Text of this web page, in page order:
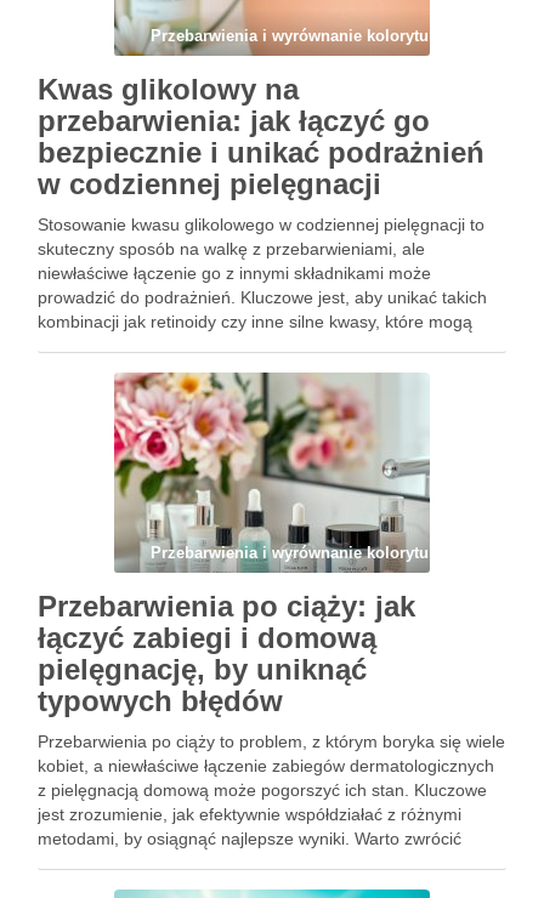
Przebarwienia i wyrównanie kolorytu
Kwas glikolowy na
przebarwienia: jak łączyć go
bezpiecznie i unikać podrażnień
w codziennej pielęgnacji
Stosowanie kwasu glikolowego w codziennej pielęgnacji to
skuteczny sposób na walkę z przebarwieniami, ale
niewłaściwe łączenie go z innymi składnikami może
prowadzić do podrażnień. Kluczowe jest, aby unikać takich
kombinacji jak retinoidy czy inne silne kwasy, które mogą
składniki, które wspierają działanie …
Przebarwienia i wyrównanie kolorytu
Przebarwienia po ciąży: jak
łączyć zabiegi i domową
pielęgnację, by uniknąć
typowych błędów
Przebarwienia po ciąży to problem, z którym boryka się wiele
kobiet, a niewłaściwe łączenie zabiegów dermatologicznych
z pielęgnacją domową może pogorszyć ich stan. Kluczowe
jest zrozumienie, jak efektywnie współdziałać z różnymi
metodami, by osiągnąć najlepsze wyniki. Warto zwrócić
kosmetyków po zabiegach, które …